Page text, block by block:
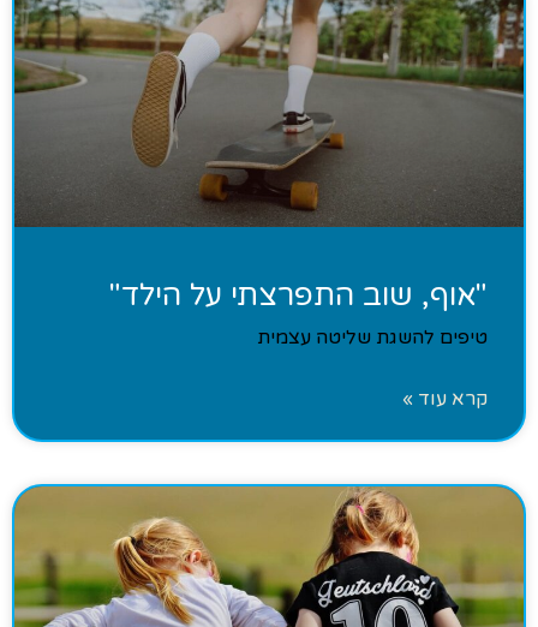
"אוף, שוב התפרצתי על הילד"
טיפים להשגת שליטה עצמית
קרא עוד »